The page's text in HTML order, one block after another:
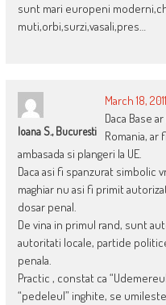
sunt mari europeni
muti,orbi,surzi,vasali,pres…
Ioana S., Bucuresti
March 18,
Daca Base
Romania,
ambasada si plangeri la UE.
Daca asi fi spanzurat simbolic
maghiar nu asi fi primit
dosar penal.
De vina in primul rand, sunt
autoritati locale, partide
penala.
Practic , constat ca
“pedeleul” inghite, se